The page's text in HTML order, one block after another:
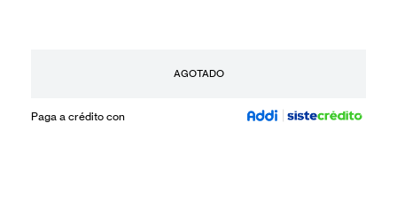
AGOTADO
Paga a crédito con